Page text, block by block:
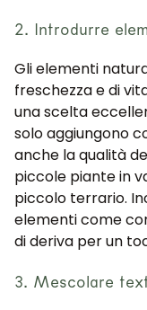
2. Introdurre
Gli elementi
freschezza e di
una scelta
solo aggiungono
anche la qualità
piccole piante in
piccolo terrario.
elementi come
di deriva per un
3. Mescolare